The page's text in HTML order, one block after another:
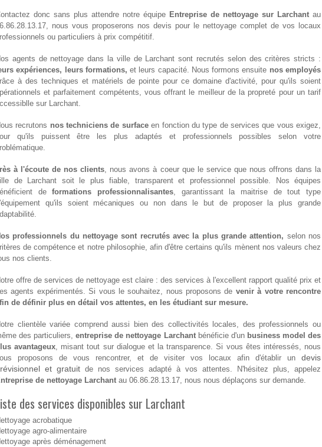
donc sans plus attendre notre équipe Entreprise de nettoyage sur Larchant au
nous vous proposerons nos devis pour le nettoyage complet de vos locaux
ou particuliers à prix compétitif.
agents de nettoyage dans la ville de Larchant sont recrutés selon des critères stricts :
expériences, leurs formations, et leurs capacité. Nous formons ensuite nos employés
à des techniques et matériels de pointe pour ce domaine d'activité, pour qu'ils soient
et parfaitement compétents, vous offrant le meilleur de la propreté pour un tarif
sur Larchant.
recrutons nos techniciens de surfaceen fonction du type de services que vous exigez,
qu'ils puissent être les plus adaptés et professionnels possibles selon votre
à l'écoute de nos clients, nous avons à coeur que le service que nous offrons dans la
de Larchant soit le plus fiable, transparent et professionnel possible. Nos équipes
deformations professionnalisantes, garantissant la maitrise de tout type
qu'ils soient mécaniques ou non dans le but de proposer la plus grande
professionnels du nettoyage sont recrutés avec la plus grande attention, selon nos
de compétence et notre philosophie, afin d'être certains qu'ils mènent nos valeurs chez
nos clients.
offre de services de nettoyage est claire : des services à l'excellent rapport qualité prix et
agents expérimentés. Si vous le souhaitez, nous proposons de venir à votre rencontre
de définir plus en détail vos attentes, en les étudiant sur mesure.
clientèle variée comprend aussi bien des collectivités locales, des professionnels ou
des particuliers,entreprise de nettoyage Larchantbénéficie d'un business model des
avantageux, misant tout sur dialogue et la transparence. Si vous êtes intéressés, nous
proposons de vous rencontrer, et de visiter vos locaux afin d'établir un devis
et gratuit de nos services adapté à vos attentes. N'hésitez plus, appelez
de nettoyage Larchant au 06.86.28.13.17, nous nous déplaçons sur demande.
des services disponibles sur Larchant
acrobatique
agro-alimentaire
après déménagement